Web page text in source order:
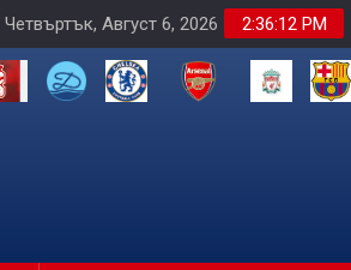
2:36:13 PM
Четвъртък, Август 6, 2026